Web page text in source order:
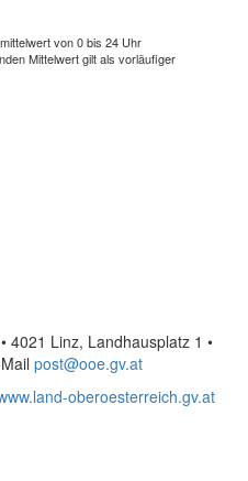
von 0 bis 24 Uhr
Mittelwert gilt als vorläufiger
4021 Linz, Landhausplatz 1 •
post@ooe.gv.at
oberoesterreich.gv.at